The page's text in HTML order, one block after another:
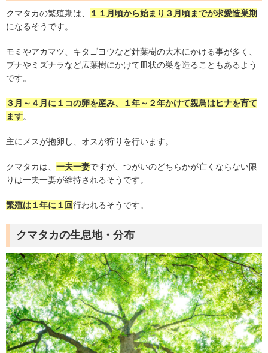
クマタカの繁殖期は、
１１月頃から始まり３月頃までが求愛造巣期
になるそうです。
モミやアカマツ、キタゴヨウなど針葉樹の大木にかける事が多く、
ブナやミズナラなど広葉樹にかけて皿状の巣を造ることもあるよう
です。
３月～４月に１コの卵を産み、１年～２年かけて親鳥はヒナを育て
ます。
主にメスが抱卵し、オスが狩りを行います。
クマタカは、 一夫一妻ですが、つがいのどちらかが亡くならない限
りは一夫一妻が維持されるそうです。
繁殖は１年に１回行われるそうです。
クマタカの生息地・分布